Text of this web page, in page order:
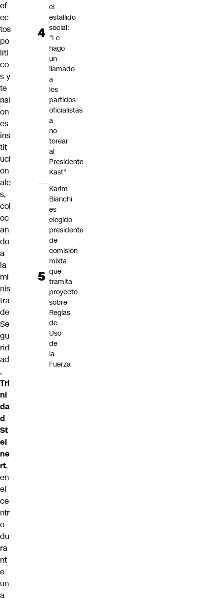
ef
ec
tos
po
líti
co
s y
te
nsi
on
es
ins
tit
uci
on
ale
s,
col
oc
an
do
a
la
mi
nis
tra
de
Se
gu
rid
ad
,
Tri
ni
da
d
St
ei
ne
rt,
en
el
ce
ntr
o
du
ra
nt
e
un
a
el
estallido
social:
"Le
hago
un
llamado
a
los
partidos
oficialistas
a
no
torear
al
Presidente
Kast"
Karim
Bianchi
es
elegido
presidente
de
comisión
mixta
que
tramita
proyecto
sobre
Reglas
de
Uso
de
la
Fuerza